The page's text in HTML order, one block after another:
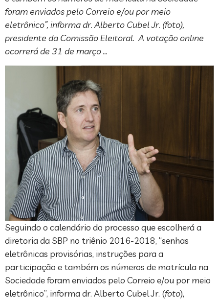
foram enviados pelo Correio e/ou por meio
eletrônico”, informa dr. Alberto Cubel Jr. (foto),
presidente da Comissão Eleitoral. A votação online
ocorrerá de 31 de março …
Seguindo o calendário do processo que escolherá a
diretoria da SBP no triênio 2016-2018, “senhas
eletrônicas provisórias, instruções para a
participação e também os números de matrícula na
Sociedade foram enviados pelo Correio e/ou por meio
eletrônico”, informa dr. Alberto Cubel Jr. (foto),